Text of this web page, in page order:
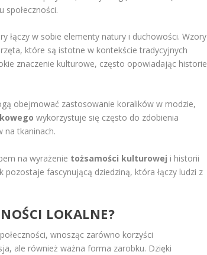
społeczności.
łączy w sobie elementy natury i duchowości. Wzory
które są istotne w kontekście tradycyjnych
znaczenie kulturowe, często opowiadając historie
obejmować zastosowanie koralików w modzie,
wykorzystuje się często do zdobienia
na tkaninach.
na wyrażenie tożsamości kulturowej i historii
fascynującą dziedziną, która łączy ludzi z
LOKALNE?
wnosząc zarówno korzyści
ale również ważna forma zarobku. Dzięki